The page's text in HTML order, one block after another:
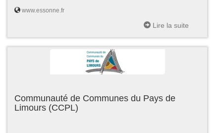
www.essonne.fr
Lire la suite
Communauté de Communes du Pays de
Limours (CCPL)